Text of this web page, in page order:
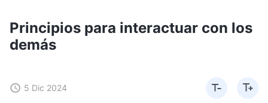
Principios para interactuar con los
demás
5 Dic 2024